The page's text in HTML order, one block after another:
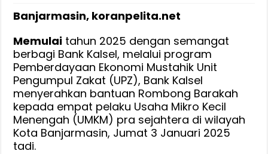
Banjarmasin, koranpelita.net
Memulai tahun 2025 dengan semangat
berbagi Bank Kalsel, melalui program
Pemberdayaan Ekonomi Mustahik Unit
Pengumpul Zakat (UPZ), Bank Kalsel
menyerahkan bantuan Rombong Barakah
kepada empat pelaku Usaha Mikro Kecil
Menengah (UMKM) pra sejahtera di wilayah
Kota Banjarmasin, Jumat 3 Januari 2025
tadi.